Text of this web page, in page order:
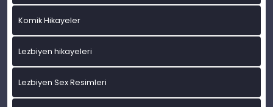
Komik Hikayeler
Lezbiyen hikayeleri
Lezbiyen Sex Resimleri